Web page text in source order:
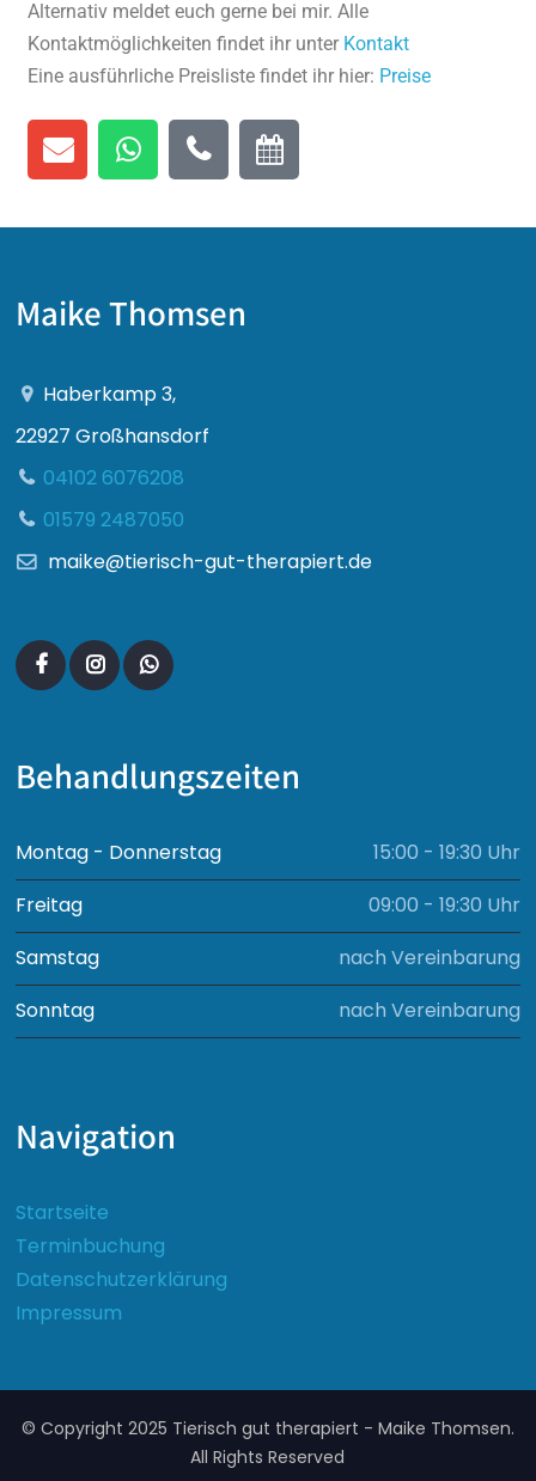
Alternativ meldet euch gerne bei mir. Alle
Kontaktmöglichkeiten findet ihr unter Kontakt
Eine ausführliche Preisliste findet ihr hier: Preise
Maike Thomsen
Haberkamp 3,
22927 Großhansdorf
04102 6076208
01579 2487050
maike@tierisch-gut-therapiert.de
Behandlungszeiten
Montag - Donnerstag
15:00 - 19:30 Uhr
Freitag
09:00 - 19:30 Uhr
Samstag
nach Vereinbarung
Sonntag
nach Vereinbarung
Navigation
Startseite
Terminbuchung
Datenschutzerklärung
Impressum
© Copyright 2025 Tierisch gut therapiert - Maike Thomsen.
All Rights Reserved